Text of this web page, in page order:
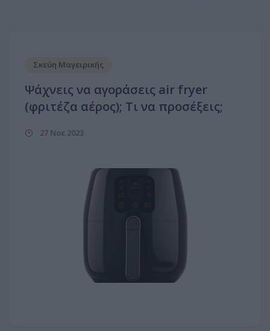
Σκεύη Μαγειρικής
Ψάχνεις να αγοράσεις air fryer
(φριτέζα αέρος); Τι να προσέξεις;
27 Νοε 2023